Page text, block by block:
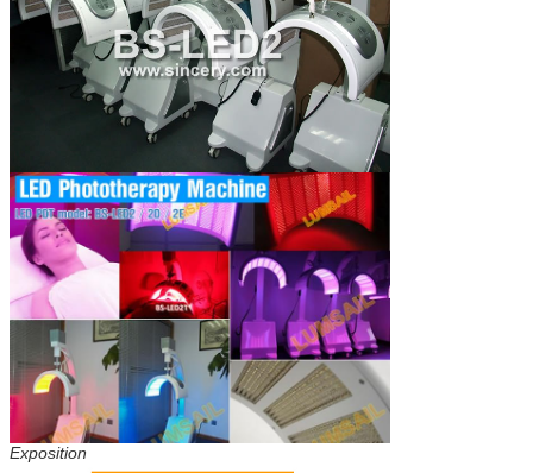
Exposition